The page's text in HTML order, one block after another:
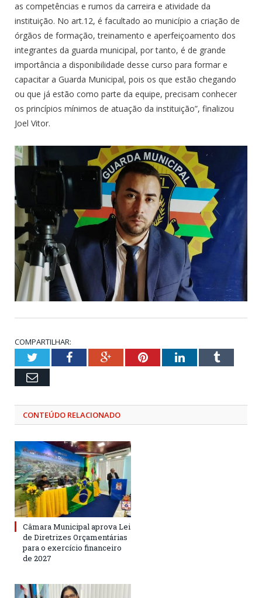
as competências e rumos da carreira e atividade da
instituição. No art.12, é facultado ao município a criação de
órgãos de formação, treinamento e aperfeiçoamento dos
integrantes da guarda municipal, por tanto, é de grande
importância a disponibilidade desse curso para formar e
capacitar a Guarda Municipal, pois os que estão chegando
ou que já estão como parte da equipe, precisam conhecer
os princípios mínimos de atuação da instituição”, finalizou
Joel Vitor.
COMPARTILHAR:
TwitterFacebookGoogle+PinterestLinkedInTumblr
Email
CONTEÚDO RELACIONADO
Câmara Municipal aprova Lei
de Diretrizes Orçamentárias
para o exercício financeiro
de 2027